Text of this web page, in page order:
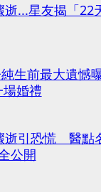
...星友揭「22
生前最大遺
婚禮
逝引恐慌 醫點
公開